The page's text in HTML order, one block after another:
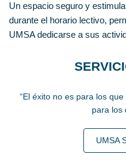
Un espacio seguro y
durante el horario lectivo,
UMSA dedicarse a sus
“El éxito no es para los
para los
UMSA